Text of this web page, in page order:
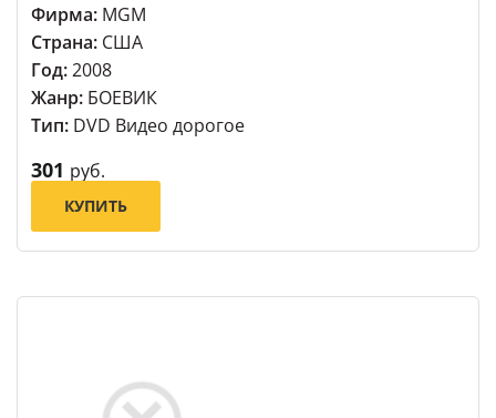
Фирма: MGM
Страна: США
Год:2008
Жанр: БОЕВИК
Тип: DVD Видео дорогое
301 руб.
КУПИТЬ